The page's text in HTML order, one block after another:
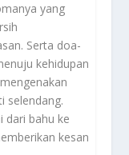
yang
Serta doa-
kehidupan
selendang.
dari bahu ke
kesan